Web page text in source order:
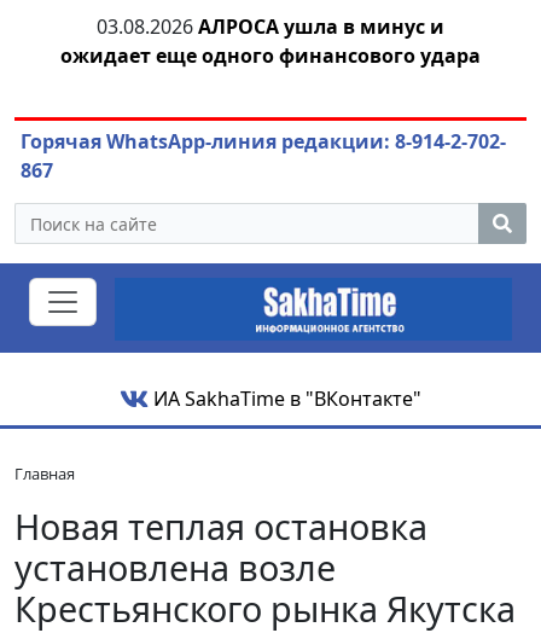
03.08.2026АЛРОСА ушла в минус и
ожидает еще одного финансового удара
Горячая WhatsApp-линия редакции: 8-914-2-702-
867
ИА SakhaTime в "ВКонтакте"
Главная
Новая теплая остановка
установлена возле
Крестьянского рынка Якутска